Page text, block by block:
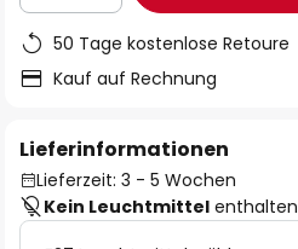
50 Tage kostenlose Retoure
Kauf auf Rechnung
Lieferinformationen
Lieferzeit: 3 - 5 Wochen
Kein Leuchtmittel enthalten